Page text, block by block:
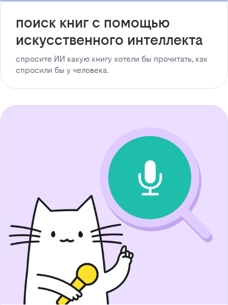
поиск книг с помощью
искусственного интеллекта
спросите ИИ какую книгу хотели бы прочитать, как
спросили бы у человека.